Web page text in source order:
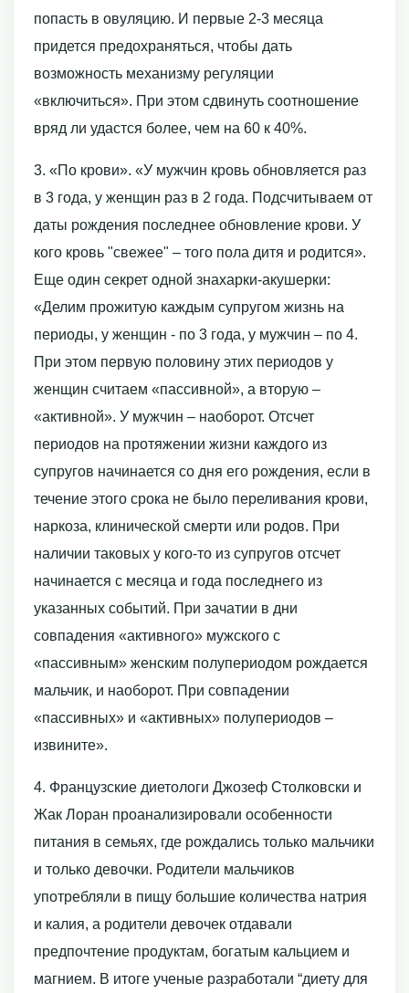
попасть в овуляцию. И первые 2-3 месяца
придется предохраняться, чтобы дать
возможность механизму регуляции
«включиться». При этом сдвинуть соотношение
вряд ли удастся более, чем на 60 к 40%.
3. «По крови». «У мужчин кровь обновляется раз
в 3 года, у женщин раз в 2 года. Подсчитываем от
даты рождения последнее обновление крови. У
кого кровь "свежее" – того пола дитя и родится».
Еще один секрет одной знахарки-акушерки:
«Делим прожитую каждым супругом жизнь на
периоды, у женщин - по 3 года, у мужчин – по 4.
При этом первую половину этих периодов у
женщин считаем «пассивной», а вторую –
«активной». У мужчин – наоборот. Отсчет
периодов на протяжении жизни каждого из
супругов начинается со дня его рождения, если в
течение этого срока не было переливания крови,
наркоза, клинической смерти или родов. При
наличии таковых у кого-то из супругов отсчет
начинается с месяца и года последнего из
указанных событий. При зачатии в дни
совпадения «активного» мужского с
«пассивным» женским полупериодом рождается
мальчик, и наоборот. При совпадении
«пассивных» и «активных» полупериодов –
извините».
4. Французские диетологи Джозеф Столковски и
Жак Лоран проанализировали особенности
питания в семьях, где рождались только мальчики
и только девочки. Родители мальчиков
употребляли в пищу большие количества натрия
и калия, а родители девочек отдавали
предпочтение продуктам, богатым кальцием и
магнием. В итоге ученые разработали “диету для